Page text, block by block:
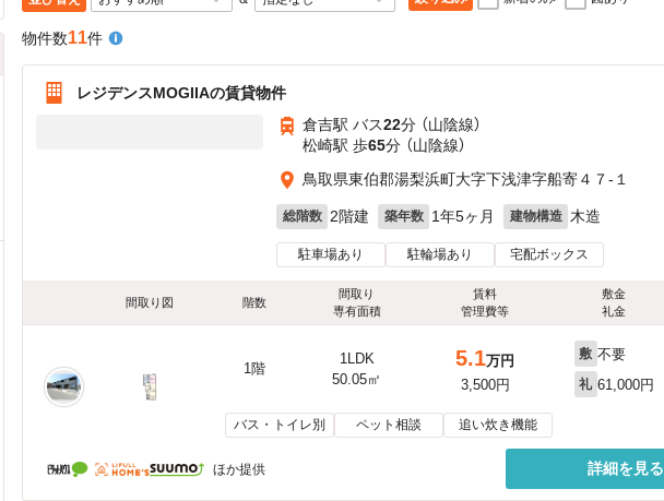
物件数11件
レジデンスMOGIIAの賃貸物件
倉吉駅 バス22分 （山陰線）
松崎駅 歩65分 （山陰線）
鳥取県東伯郡湯梨浜町大字下浅津字船寄４７-１
総階数 2階建 築年数 1年5ヶ月 建物構造 木造
駐車場あり 駐輪場あり 宅配ボックス
間取り図 階数
間取り
専有面積
賃料
管理費等
敷金
礼金
1階
1LDK
50.05㎡
5.1万円
3,500円
敷 不要
礼 61,000円
バス・トイレ別 ペット相談 追い炊き機能
ほか提供 詳細を見る